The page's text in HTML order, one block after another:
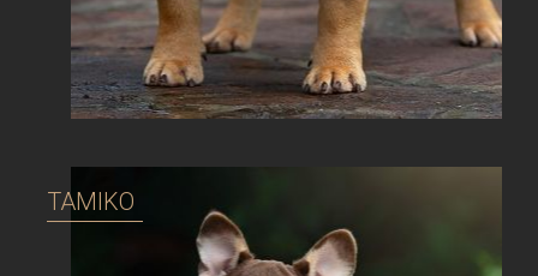
TAMIKO